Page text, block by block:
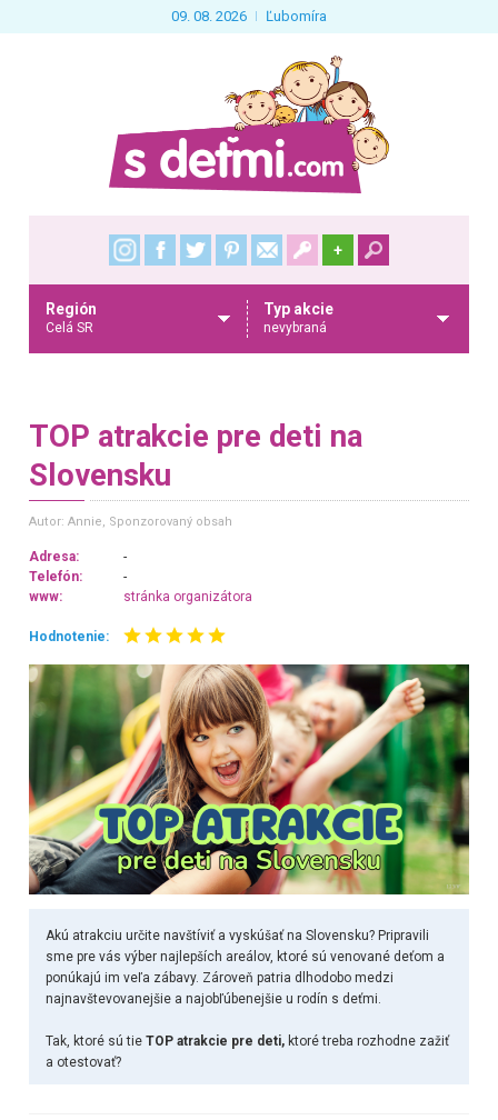
09. 08. 2026 Ľubomíra
+
Región
Celá SR
Typ akcie
nevybraná
TOP atrakcie pre deti na
Slovensku
Autor: Annie, Sponzorovaný obsah
Adresa:
-
Telefón:
-
www:
stránka organizátora
Hodnotenie:
Akú atrakciu určite navštíviť a vyskúšať na Slovensku? Pripravili
sme pre vás výber najlepších areálov, ktoré sú venované deťom a
ponúkajú im veľa zábavy. Zároveň patria dlhodobo medzi
najnavštevovanejšie a najobľúbenejšie u rodín s deťmi.
Tak, ktoré sú tie TOP atrakcie pre deti,ktoré treba rozhodne zažiť
a otestovať?